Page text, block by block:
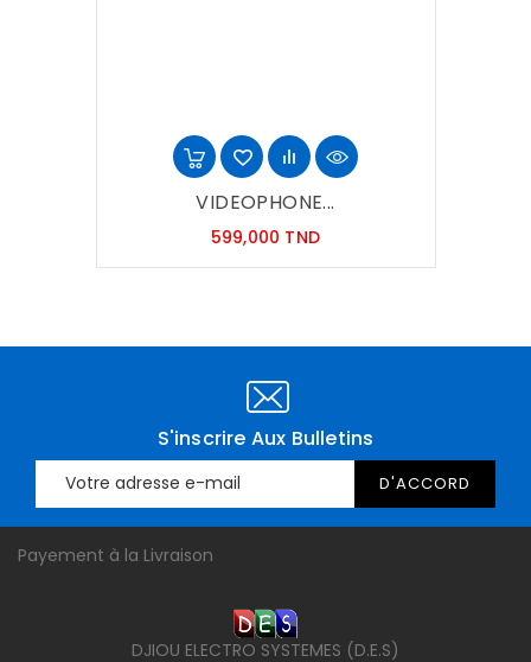
VIDEOPHONE...
599,000 TNDPrix
S'inscrire Aux Bulletins
Payement à la Livraison
DJIOU ELECTRO SYSTEMES (D.E.S)